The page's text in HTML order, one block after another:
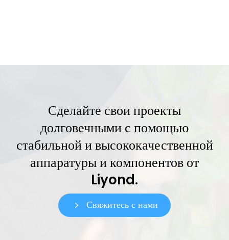
Сделайте свои проекты
долговечными с помощью
стабильной и высококачественной
аппаратуры и компонентов от
Liyond.
Свяжитесь с нами